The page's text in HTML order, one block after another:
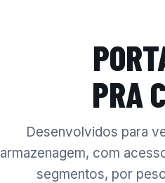
PRA
Desenvolvidos para
armazenagem, com
segmentos, por